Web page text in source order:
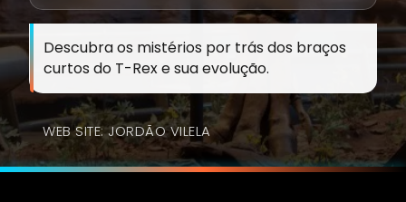
Descubra os mistérios por trás dos braços
curtos do T-Rex e sua evolução.
WEB SITE: JORDÃO VILELA